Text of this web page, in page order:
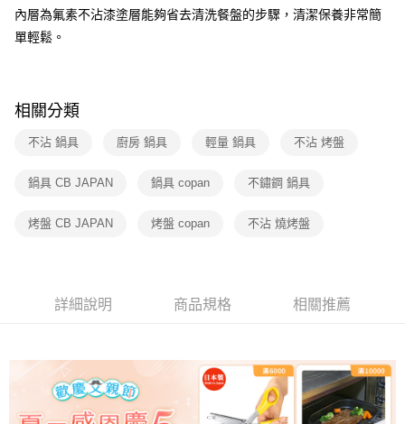
內層為氟素不沾漆塗層能夠省去清洗餐盤的步驟，清潔保養非常簡
單輕鬆。
相關分類
不沾 鍋具 廚房 鍋具 輕量 鍋具 不沾 烤盤
鍋具 CB JAPAN 鍋具 copan 不鏽鋼 鍋具
烤盤 CB JAPAN 烤盤 copan 不沾 燒烤盤
詳細說明 商品規格 相關推薦